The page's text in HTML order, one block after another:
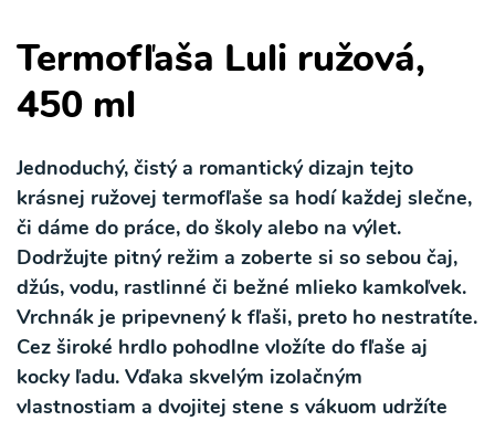
Termofľaša Luli ružová,
450 ml
Jednoduchý, čistý a romantický dizajn tejto
krásnej ružovej termofľaše sa hodí každej slečne,
či dáme do práce, do školy alebo na výlet.
Dodržujte pitný režim a zoberte si so sebou čaj,
džús, vodu, rastlinné či bežné mlieko kamkoľvek.
Vrchnák je pripevnený k fľaši, preto ho nestratíte.
Cez široké hrdlo pohodlne vložíte do fľaše aj
kocky ľadu. Vďaka skvelým izolačným
vlastnostiam a dvojitej stene s vákuom udržíte